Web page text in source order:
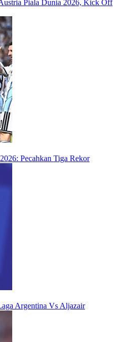
Piala Dunia 2026, Kick Off
Pecahkan Tiga Rekor
Argentina Vs Aljazair